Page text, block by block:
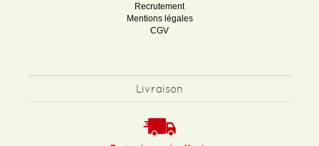
Recrutement
Mentions légales
CGV
Livraison